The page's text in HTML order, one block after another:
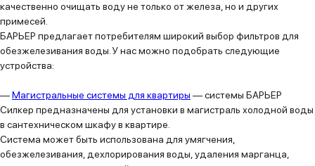
качественно очищать воду не только от железа, но и других
примесей.
БАРЬЕР предлагает потребителям широкий выбор фильтров для
обезжелезивания воды. У нас можно подобрать следующие
устройства:
—Магистральные системы для квартиры — системы БАРЬЕР
Силкер предназначены для установки в магистраль холодной воды
в сантехническом шкафу в квартире.
Система может быть использована для умягчения,
обезжелезивания, дехлорирования воды, удаления марганца,